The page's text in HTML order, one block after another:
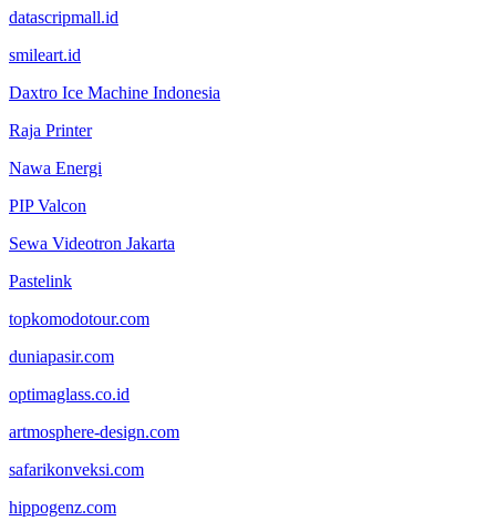
datascripmall.id
smileart.id
Daxtro Ice Machine Indonesia
Raja Printer
Nawa Energi
PIP Valcon
Sewa Videotron Jakarta
Pastelink
topkomodotour.com
duniapasir.com
optimaglass.co.id
artmosphere-design.com
safarikonveksi.com
hippogenz.com